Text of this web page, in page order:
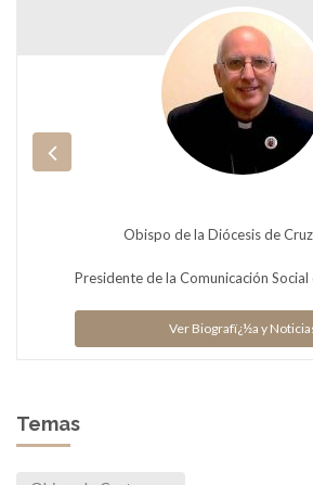
Obispo de la Diócesis de
Presidente de la Comunicación Social
Ver Biografï¿½a y
Temas